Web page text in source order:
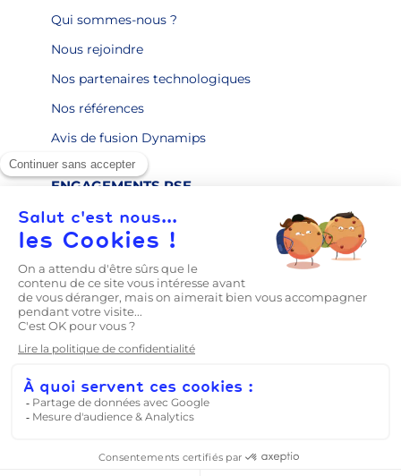
Qui sommes-nous ?
Nous rejoindre
Nos partenaires technologiques
Nos références
Avis de fusion Dynamips
ENGAGEMENTS RSE
CONTACT
LE BLOG
Prise en main
Politique de confidentialité
Conditions Générales de Prestations de Service
Dynamips